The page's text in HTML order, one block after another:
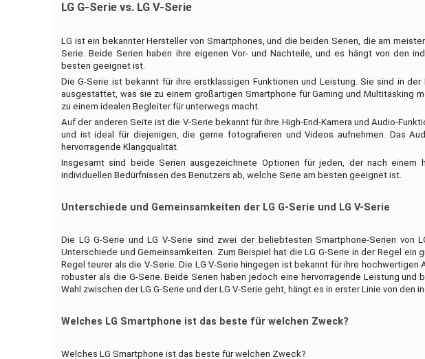
LG G-Serie vs. LG V-Serie
LG ist ein bekannter Hersteller von Smartphones, und die beiden Serien, die am
Serie. Beide Serien haben ihre eigenen Vor- und Nachteile, und es hängt von den
besten geeignet ist.
Die G-Serie ist bekannt für ihre erstklassigen Funktionen und Leistung. Sie sind in
ausgestattet, was sie zu einem großartigen Smartphone für Gaming und Multitasking
zu einem idealen Begleiter für unterwegs macht.
Auf der anderen Seite ist die V-Serie bekannt für ihre High-End-Kamera und Audio-
und ist ideal für diejenigen, die gerne fotografieren und Videos aufnehmen. Das
hervorragende Klangqualität.
Insgesamt sind beide Serien ausgezeichnete Optionen für jeden, der nach einem
individuellen Bedürfnissen des Benutzers ab, welche Serie am besten geeignet ist.
Unterschiede und Gemeinsamkeiten der LG G-Serie und LG V-Serie
Die LG G-Serie und LG V-Serie sind zwei der beliebtesten Smartphone-Serien von
Unterschiede und Gemeinsamkeiten. Zum Beispiel hat die LG G-Serie in der Regel ein
Regel teurer als die V-Serie. Die LG V-Serie hingegen ist bekannt für ihre hochwertigen
robuster als die G-Serie. Beide Serien haben jedoch eine hervorragende Leistung
Wahl zwischen der LG G-Serie und der LG V-Serie geht, hängt es in erster Linie von den
Welches LG Smartphone ist das beste für welchen Zweck?
Welches LG Smartphone ist das beste für welchen Zweck?